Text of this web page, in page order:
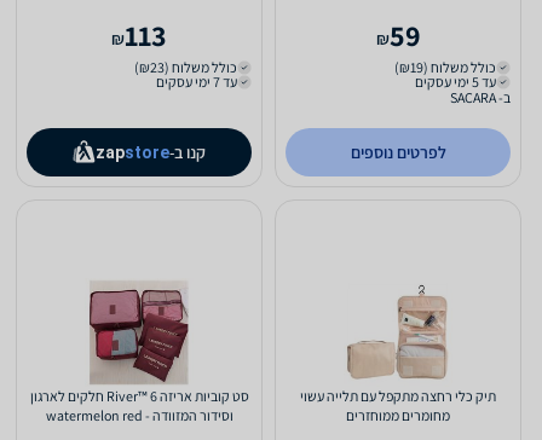
59
₪
כולל משלוח (₪19)
עד 5 ימי עסקים
ב- SACARA
לפרטים נוספים
113
₪
כולל משלוח (₪23)
עד 7 ימי עסקים
קנו ב- zapstore
תיק כלי רחצה מתקפל עם תלייה עשוי
מחומרים ממוחזרים
סט קוביות אריזה River™ 6 חלקים לארגון
וסידור המזוודה - watermelon red